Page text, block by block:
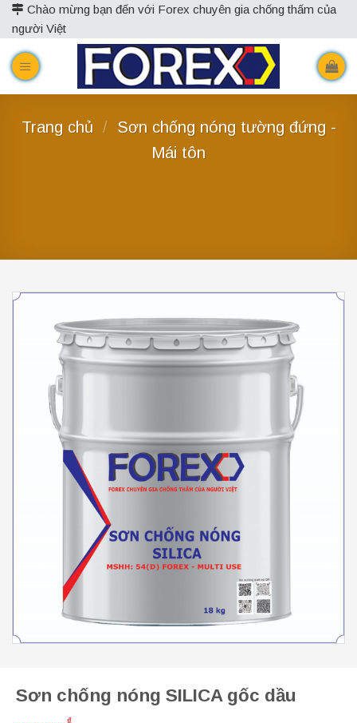
Skip
content
Chào mừng bạn đến với Forex chuyên gia chống thấm của
người Việt
Trang chủ /
Sơn chống nóng tường đứng -
Mái tôn
Sơn chống nóng SILICA gốc dầu
₫